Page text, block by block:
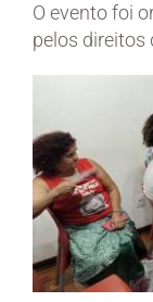
O evento foi
pelos direitos